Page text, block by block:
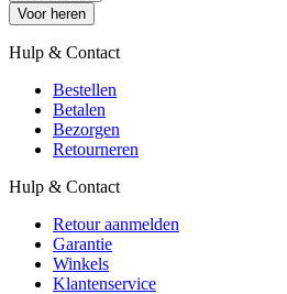
Voor heren
Hulp & Contact
Bestellen
Betalen
Bezorgen
Retourneren
Hulp & Contact
Retour aanmelden
Garantie
Winkels
Klantenservice